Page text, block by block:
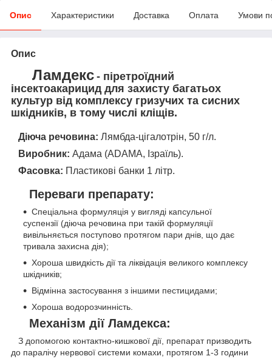
Опис Характеристики Доставка Оплата Умови
Опис
Ламдекс - піретроїдний
інсектоакарицид для захисту багатьох
культур від комплексу гризучих та сисних
шкідників, в тому числі кліщів.
Діюча речовина: Лямбда-цігалотрін, 50 г/л.
Виробник: Адама (ADAMA, Ізраїль).
Фасовка: Пластикові банки 1 літр.
Переваги препарату:
Спеціальна формуляція у вигляді капсульної
суспензії (діюча речовина при такій формуляції
вивільняється поступово протягом пари днів, що дає
тривала захисна дія);
Хороша швидкість дії та ліквідація великого комплексу
шкідників;
Відмінна застосування з іншими пестицидами;
Хороша водорозчинність.
Механізм дії Ламдекса:
З допомогою контактно-кишкової дії, препарат призводить
до паралічу нервової системи комахи, протягом 1-3 години